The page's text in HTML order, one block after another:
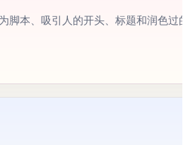
脚本、吸引人的开头、标题和润色过